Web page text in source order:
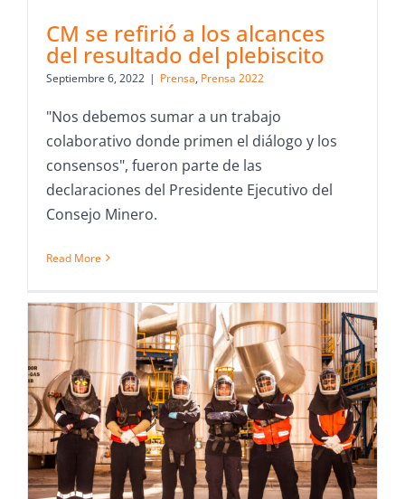
CM se refirió a los alcances
del resultado del plebiscito
Septiembre 6, 2022 | Prensa, Prensa 2022
"Nos debemos sumar a un trabajo
colaborativo donde primen el diálogo y los
consensos", fueron parte de las
declaraciones del Presidente Ejecutivo del
Consejo Minero.
Read More